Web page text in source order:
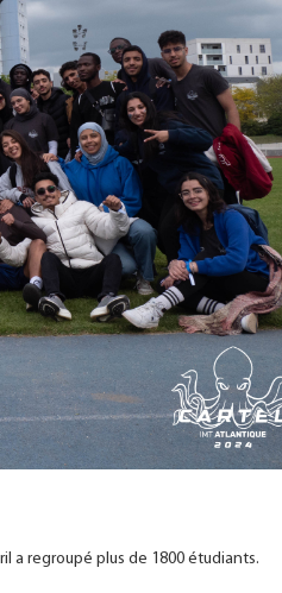
a regroupé plus de 1800 étudiants.